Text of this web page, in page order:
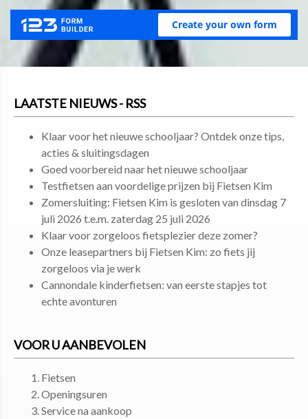
LAATSTE NIEUWS - RSS
Klaar voor het nieuwe schooljaar? Ontdek onze tips,
acties & sluitingsdagen
Goed voorbereid naar het nieuwe schooljaar
Testfietsen aan voordelige prijzen bij Fietsen Kim
Zomersluiting: Fietsen Kim is gesloten van dinsdag 7
juli 2026 t.e.m. zaterdag 25 juli 2026
Klaar voor zorgeloos fietsplezier deze zomer?
Onze leasepartners bij Fietsen Kim: zo fiets jij
zorgeloos via je werk
Cannondale kinderfietsen: van eerste stapjes tot
echte avonturen
VOOR U AANBEVOLEN
Fietsen
Openingsuren
Service na aankoop